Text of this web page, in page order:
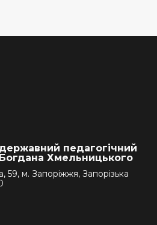
педагогічний
Богдана Хмельницького
59, м. Запоріжжя, Запорізька